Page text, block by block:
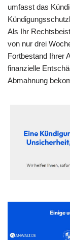
umfasst das
Als Ihr
von nur drei
Fortbestand Ihrer
finanzielle
Abmahnung